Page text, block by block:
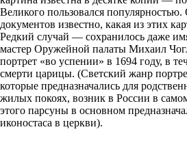
Великого пользовался
документов известно, какая из этих
Редкий случай — сохранилось даже
мастер Оружейной палаты Михаил
портрет «во успении» в 1694 году, в
смерти царицы. (Светский жанр
которые предназначались для
жилых покоях, возник в России в
этого парсуны в основном
иконостаса в церкви).